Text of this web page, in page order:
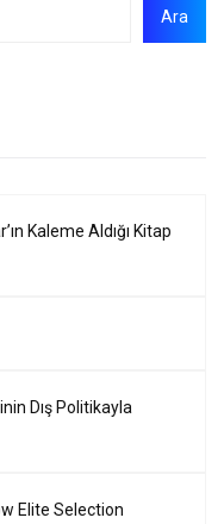
Ara
Kaleme Aldığı Kitap
Dış Politikayla
Elite Selection